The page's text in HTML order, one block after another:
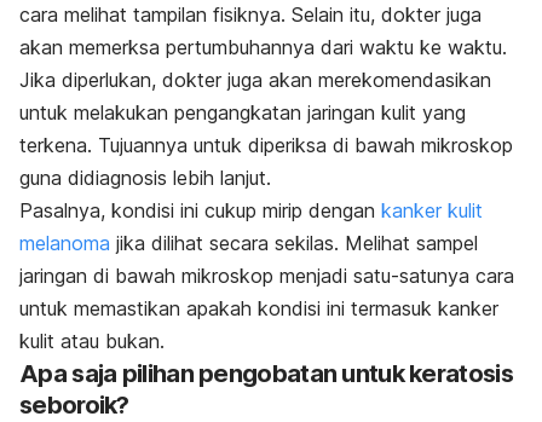
cara melihat tampilan fisiknya. Selain itu, dokter juga
akan memerksa pertumbuhannya dari waktu ke waktu.
Jika diperlukan, dokter juga akan merekomendasikan
untuk melakukan pengangkatan jaringan kulit yang
terkena. Tujuannya untuk diperiksa di bawah mikroskop
guna didiagnosis lebih lanjut.
Pasalnya, kondisi ini cukup mirip dengan kanker kulit
melanoma jika dilihat secara sekilas. Melihat sampel
jaringan di bawah mikroskop menjadi satu-satunya cara
untuk memastikan apakah kondisi ini termasuk kanker
kulit atau bukan.
Apa saja pilihan pengobatan untuk keratosis
seboroik?